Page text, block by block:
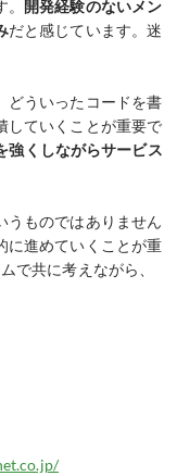
開発経験のないメン
だと感じています。迷
どういったコードを書
していくことが重要で
強くしながらサービス
うものではありません
に進めていくことが重
で共に考えながら、